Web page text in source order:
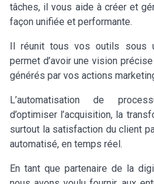
tâches, il vous aide à créer et
façon unifiée et performante.
Il réunit tous vos outils sous
permet d’avoir une vision
générés par vos actions
L’automatisation de
d’optimiser l’acquisition, la
surtout la satisfaction du client
automatisé, en temps réel.
En tant que partenaire de la